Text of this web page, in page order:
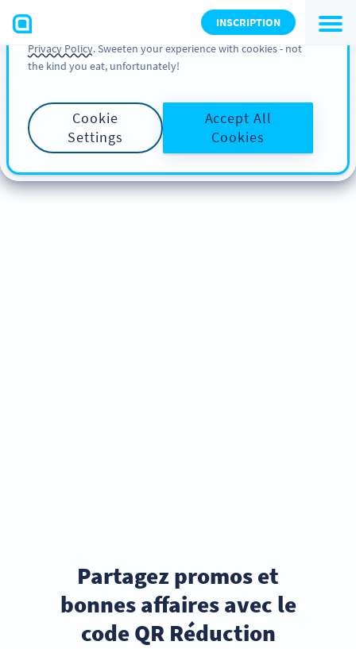
INSCRIPTION
Partagez promos et
bonnes affaires avec le
code QR Réduction
You can also find more information about cookies, our
analytic activities and your rights in our Cookie Policyand
Privacy Policy. Sweeten your experience with cookies - not
the kind you eat, unfortunately!
Cookie
Settings
Accept All
Cookies